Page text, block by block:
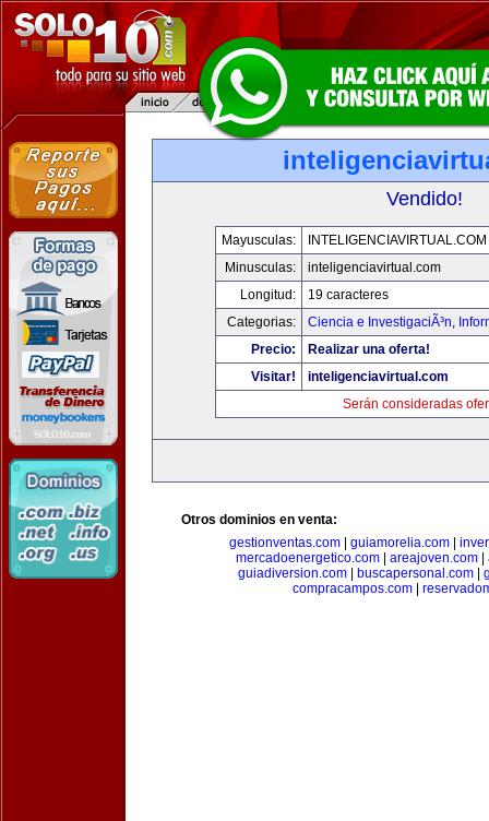
Vendido!
Mayusculas:
INTELIGENCIAVIRTUAL.COM
Minusculas:
inteligenciavirtual.com
Longitud:
19 caracteres
Categorias:
Ciencia e InvestigaciÃ³n,
Precio:
Realizar una oferta!
Visitar!
inteligenciavirtual.com
Serán consideradas
Otros dominios en venta:
gestionventas.com| guiamorelia.com|
mercadoenergetico.com| areajoven.com|
guiadiversion.com| buscapersonal.com|
compracampos.com